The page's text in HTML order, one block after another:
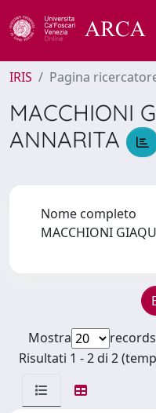
IRIS Pagina
MACCHIONI
ANNARITA
Nome completo
MACCHIONI
Mostra
records
Risultati 1 - 2 di 2